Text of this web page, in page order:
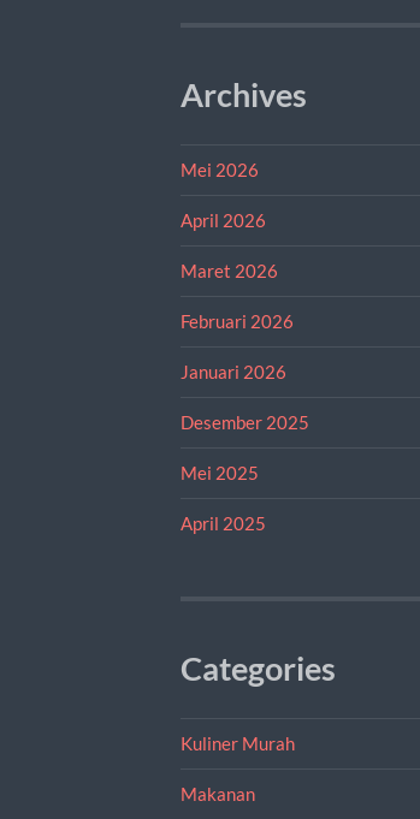
Archives
Mei 2026
April 2026
Maret 2026
Februari 2026
Januari 2026
Desember 2025
Mei 2025
April 2025
Categories
Kuliner Murah
Makanan